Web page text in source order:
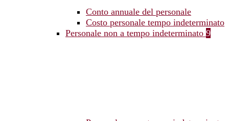
Conto annuale del personale
Costo personale tempo indeterminato
Personale non a tempo indeterminato 9